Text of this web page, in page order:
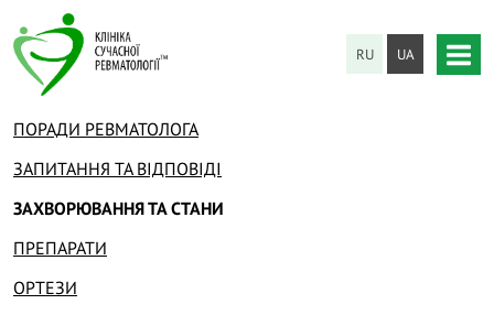
RU UA
ПОРАДИ РЕВМАТОЛОГА
ЗАПИТАННЯ ТА ВІДПОВІДІ
ЗАХВОРЮВАННЯ ТА СТАНИ
ПРЕПАРАТИ
ОРТЕЗИ